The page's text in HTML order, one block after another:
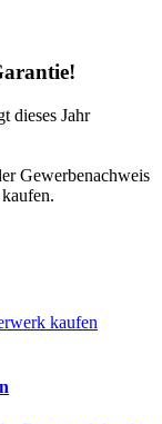
dieses Jahr
Gewerbenachweis
kaufen